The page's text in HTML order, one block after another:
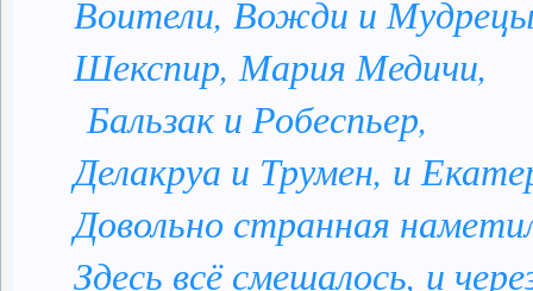
Воители, Вожди и
Шекспир, Мария Медичи,
Бальзак и Робеспьер,
Делакруа и Трумен, и
Довольно странная
Здесь всё смешалось, и